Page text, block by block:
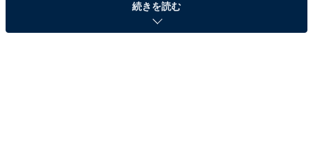
続きを読む